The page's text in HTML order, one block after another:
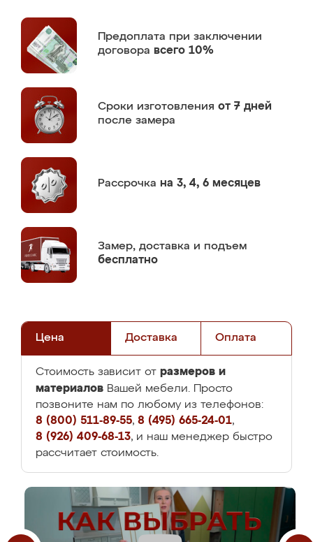
Предоплата при заключении
договора всего 10%
Сроки изготовления от 7 дней
после замера
Рассрочка на 3, 4, 6 месяцев
Замер, доставка и подъем
бесплатно
Цена Доставка Оплата
Стоимость зависит от размеров и
материалов Вашей мебели. Просто
позвоните нам по любому из телефонов:
8 (800) 511-89-55, 8 (495) 665-24-01,
8 (926) 409-68-13, и наш менеджер быстро
рассчитает стоимость.